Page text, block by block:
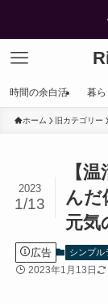
時間の余白活 暮
ホーム 旧カテゴリー
【
んだ
元気
2023
1/13
広告 シンプル
2023年1月13日